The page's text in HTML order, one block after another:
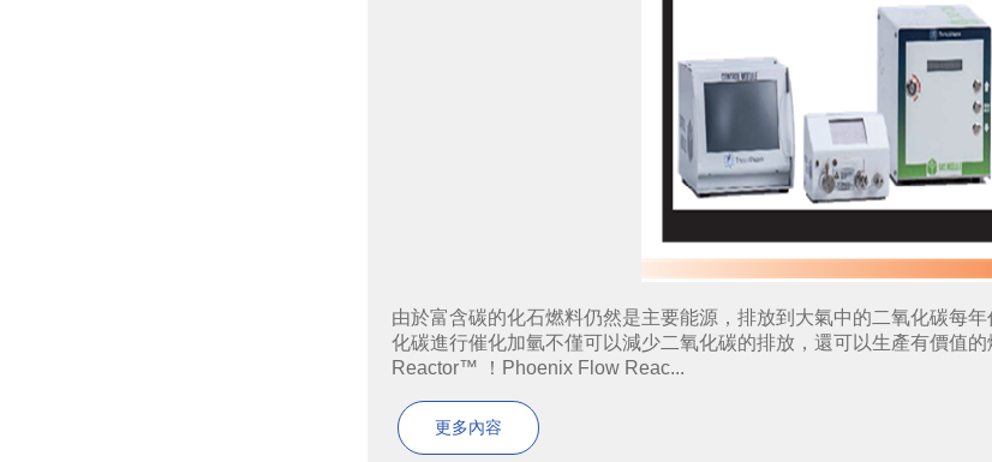
由於富含碳的化石燃料仍然是主要能源，排放到大氣中的二氧化碳每
化碳進行催化加氫不僅可以減少二氧化碳的排放，還可以生產有價值
Reactor™ ！Phoenix Flow Reac...
更多內容